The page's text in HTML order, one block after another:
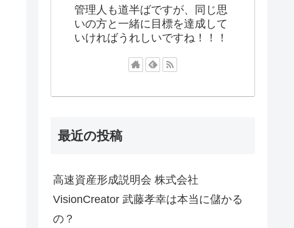
管理人も道半ばですが、同じ思
いの方と一緒に目標を達成して
いければうれしいですね！！！
最近の投稿
高速資産形成説明会 株式会社
VisionCreator 武藤孝幸は本当に儲かる
の？